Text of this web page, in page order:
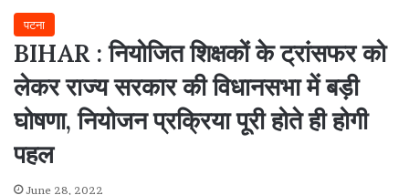
पटना
BIHAR : नियोजित शिक्षकों के ट्रांसफर को
लेकर राज्य सरकार की विधानसभा में बड़ी
घोषणा, नियोजन प्रक्रिया पूरी होते ही होगी
पहल
June 28, 2022